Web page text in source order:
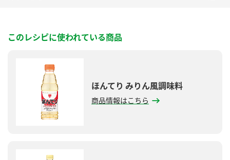
このレシピに使われている商品
ほんてり みりん風調味料
商品情報はこちら